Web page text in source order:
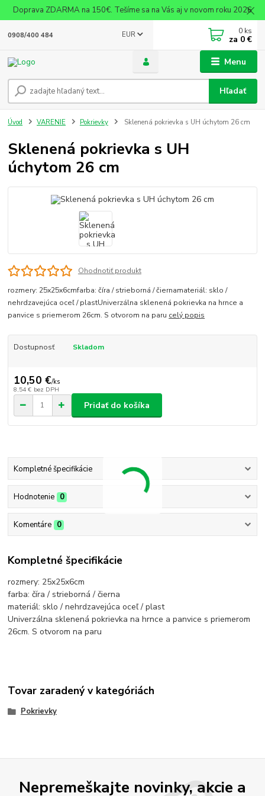
Doprava ZDARMA na 150€. Tešíme sa na Vás aj v novom roku 2026
Menu
EUR
Hľadať
0908/400 484 0 ks
za 0 €
Úvod VARENIE Pokrievky Sklenená pokrievka s UH úchytom 26 cm
Sklenená pokrievka s UH
úchytom 26 cm
Ohodnotiť produkt
rozmery: 25x25x6cmfarba: číra / strieborná / čiernamateriál: sklo /
nehrdzavejúca oceľ / plastUniverzálna sklenená pokrievka na hrnce a
panvice s priemerom 26cm. S otvorom na paru celý popis
Dostupnosť Skladom
10,50 €/ks
8,54 € bez DPH
Pridať do košíka
Kompletné špecifikácie
Hodnotenie 0
Komentáre 0
Kompletné špecifikácie
rozmery: 25x25x6cm
farba: číra / strieborná / čierna
materiál: sklo / nehrdzavejúca oceľ / plast
Univerzálna sklenená pokrievka na hrnce a panvice s priemerom
26cm. S otvorom na paru
Tovar zaradený v kategóriách
Pokrievky
Nepremeškajte novinky, akcie a